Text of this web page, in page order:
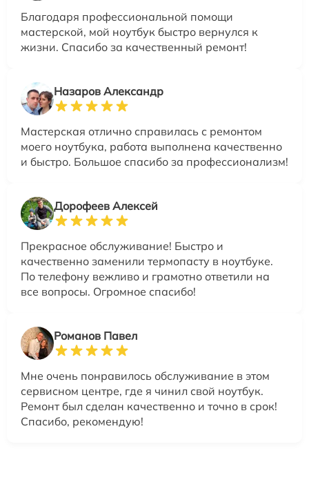
Благодаря профессиональной помощи
мастерской, мой ноутбук быстро вернулся к
жизни. Спасибо за качественный ремонт!
Назаров Александр
Мастерская отлично справилась с ремонтом
моего ноутбука, работа выполнена качественно
и быстро. Большое спасибо за профессионализм!
Дорофеев Алексей
Прекрасное обслуживание! Быстро и
качественно заменили термопасту в ноутбуке.
По телефону вежливо и грамотно ответили на
все вопросы. Огромное спасибо!
Романов Павел
Мне очень понравилось обслуживание в этом
сервисном центре, где я чинил свой ноутбук.
Ремонт был сделан качественно и точно в срок!
Спасибо, рекомендую!